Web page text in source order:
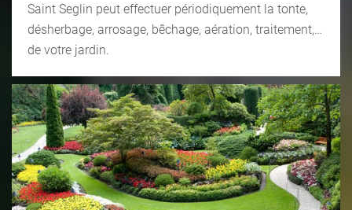
Saint Seglin peut effectuer périodiquement la tonte,
désherbage, arrosage, bêchage, aération, traitement,…
de votre jardin.